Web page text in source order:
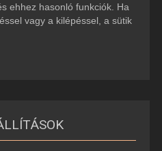
ehhez hasonló funkciók. Ha
vagy a kilépéssel, a sütik